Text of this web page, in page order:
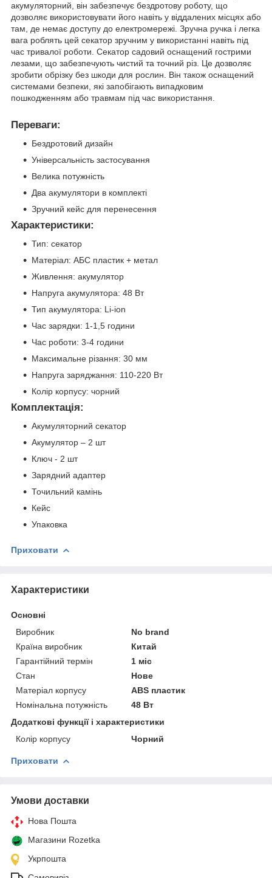
акумуляторний, він забезпечує бездротову роботу, що
дозволяє використовувати його навіть у віддалених місцях або
там, де немає доступу до електромережі. Зручна ручка і легка
вага роблять цей секатор зручним у використанні навіть під
час тривалої роботи. Секатор садовий оснащений гострими
лезами, що забезпечують чистий та точний різ. Це дозволяє
зробити обрізку без шкоди для рослин. Він також оснащений
системами безпеки, які запобігають випадковим
пошкодженням або травмам під час використання.
Переваги:
Бездротовий дизайн
Універсальність застосування
Велика потужність
Два акумулятори в комплекті
Зручний кейс для перенесення
Характеристики:
Тип: секатор
Матеріал: АБС пластик + метал
Живлення: акумулятор
Напруга акумулятора: 48 Вт
Тип акумулятора: Li-ion
Час зарядки: 1-1,5 години
Час роботи: 3-4 години
Максимальне різання: 30 мм
Напруга заряджання: 110-220 Вт
Колір корпусу: чорний
Комплектація:
Акумуляторний секатор
Акумулятор – 2 шт
Ключ - 2 шт
Зарядний адаптер
Точильний камінь
Кейс
Упаковка
Приховати
Характеристики
Основні
Виробник
No brand
Країна виробник
Китай
Гарантійний термін
1 міс
Стан
Нове
Матеріал корпусу
ABS пластик
Номінальна потужність
48 Вт
Додаткові функції і характеристики
Колір корпусу
Чорний
Приховати
Умови доставки
Нова Пошта
Магазини Rozetka
Укрпошта